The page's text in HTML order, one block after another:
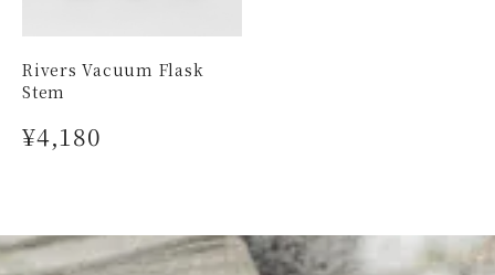
Rivers Vacuum Flask
Stem
¥4,180